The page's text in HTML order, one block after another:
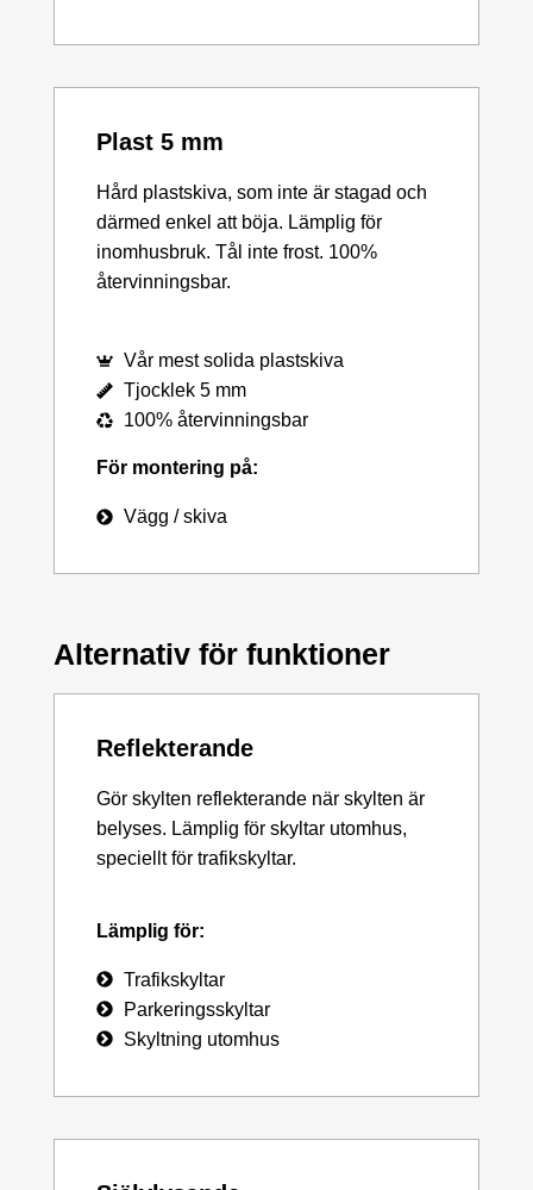
Plast 5 mm
Hård plastskiva, som inte är stagad och
därmed enkel att böja. Lämplig för
inomhusbruk. Tål inte frost. 100%
återvinningsbar.
Vår mest solida plastskiva
Tjocklek 5 mm
100% återvinningsbar
För montering på:
Vägg / skiva
Alternativ för funktioner
Reflekterande
Gör skylten reflekterande när skylten är
belyses. Lämplig för skyltar utomhus,
speciellt för trafikskyltar.
Lämplig för:
Trafikskyltar
Parkeringsskyltar
Skyltning utomhus